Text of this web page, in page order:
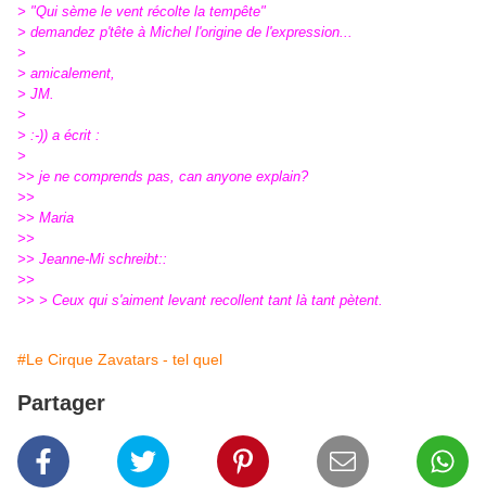
> "Qui sème le vent récolte la tempête"
> demandez p'tête à Michel l'origine de l'expression...
>
> amicalement,
> JM.
>
> :-)) a écrit :
>
>> je ne comprends pas, can anyone explain?
>>
>> Maria
>>
>> Jeanne-Mi schreibt::
>>
>> > Ceux qui s'aiment levant recollent tant là tant pètent.
#Le Cirque Zavatars - tel quel
Partager